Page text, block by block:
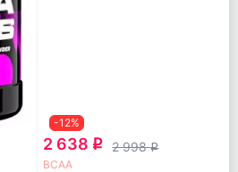
-12%
2 638 q 2 998q
ВСАА